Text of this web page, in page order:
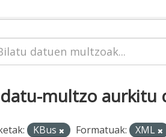
multzo aurkitu
KBus Formatuak:
XML